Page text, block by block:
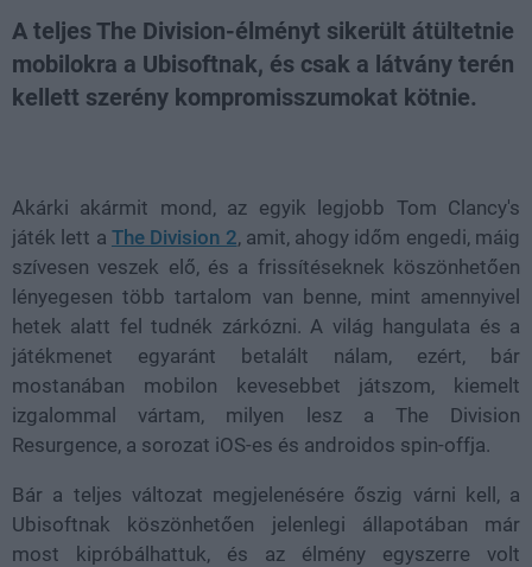
A teljes The Division-élményt sikerült átültetnie
mobilokra a Ubisoftnak, és csak a látvány terén
kellett szerény kompromisszumokat kötnie.
Akárki akármit mond, az egyik legjobb Tom Clancy's
játék lett a The Division 2, amit, ahogy időm engedi, máig
szívesen veszek elő, és a frissítéseknek köszönhetően
lényegesen több tartalom van benne, mint amennyivel
hetek alatt fel tudnék zárkózni. A világ hangulata és a
játékmenet egyaránt betalált nálam, ezért, bár
mostanában mobilon kevesebbet játszom, kiemelt
izgalommal vártam, milyen lesz a The Division
Resurgence, a sorozat iOS-es és androidos spin-offja.
Bár a teljes változat megjelenésére őszig várni kell, a
Ubisoftnak köszönhetően jelenlegi állapotában már
most kipróbálhattuk, és az élmény egyszerre volt